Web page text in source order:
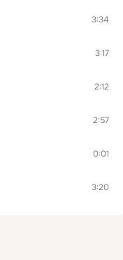
3:34
3:17
2:12
2:57
0:01
3:20